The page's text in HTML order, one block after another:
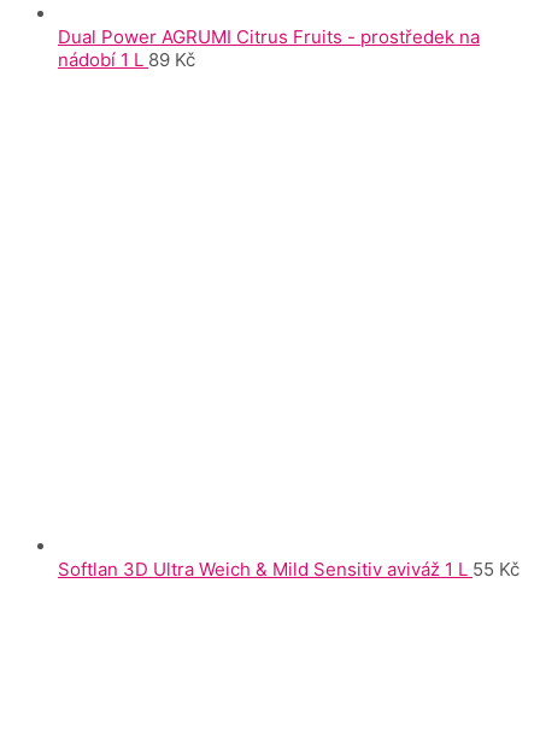
Dual Power AGRUMI Citrus Fruits - prostředek na
nádobí 1 L 89 Kč
Softlan 3D Ultra Weich & Mild Sensitiv aviváž 1 L 55 Kč